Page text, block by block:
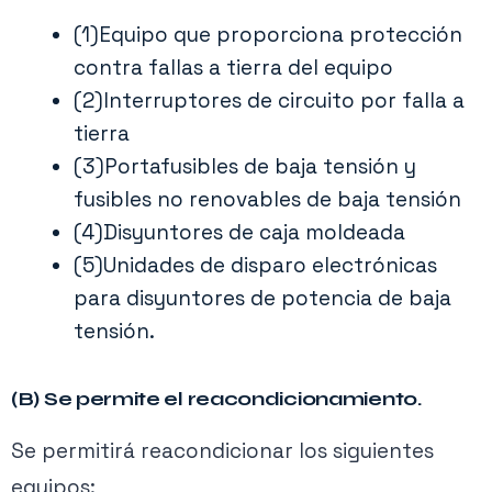
(1)Equipo que proporciona protección
contra fallas a tierra del equipo
(2)Interruptores de circuito por falla a
tierra
(3)Portafusibles de baja tensión y
fusibles no renovables de baja tensión
(4)Disyuntores de caja moldeada
(5)Unidades de disparo electrónicas
para disyuntores de potencia de baja
tensión.
(B) Se permite el reacondicionamiento.
Se permitirá reacondicionar los siguientes